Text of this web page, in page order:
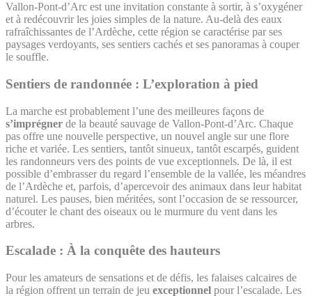
Vallon-Pont-d’Arc est une invitation constante à sortir, à s’oxygéner
et à redécouvrir les joies simples de la nature. Au-delà des eaux
rafraîchissantes de l’Ardèche, cette région se caractérise par ses
paysages verdoyants, ses sentiers cachés et ses panoramas à couper
le souffle.
Sentiers de randonnée : L’exploration à pied
La marche est probablement l’une des meilleures façons de
s’imprégner de la beauté sauvage de Vallon-Pont-d’Arc. Chaque
pas offre une nouvelle perspective, un nouvel angle sur une flore
riche et variée. Les sentiers, tantôt sinueux, tantôt escarpés, guident
les randonneurs vers des points de vue exceptionnels. De là, il est
possible d’embrasser du regard l’ensemble de la vallée, les méandres
de l’Ardèche et, parfois, d’apercevoir des animaux dans leur habitat
naturel. Les pauses, bien méritées, sont l’occasion de se ressourcer,
d’écouter le chant des oiseaux ou le murmure du vent dans les
arbres.
Escalade : À la conquête des hauteurs
Pour les amateurs de sensations et de défis, les falaises calcaires de
la région offrent un terrain de jeu exceptionnel pour l’escalade. Les